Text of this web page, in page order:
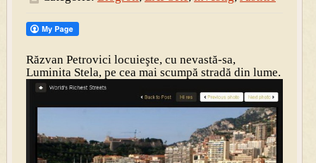
Răzvan Petrovici locuieşte, cu nevastă-sa,
Luminita Stela, pe cea mai scumpă stradă din lume.